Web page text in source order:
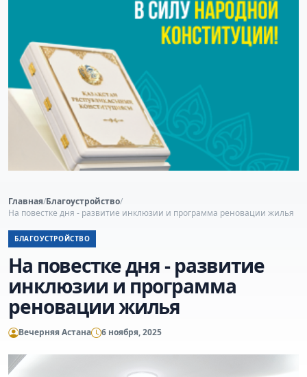
Главная/Благоустройство/
На повестке дня - развитие инклюзии и программа реновации жилья
БЛАГОУСТРОЙСТВО
На повестке дня - развитие
инклюзии и программа
реновации жилья
Вечерняя Астана 6 ноября, 2025